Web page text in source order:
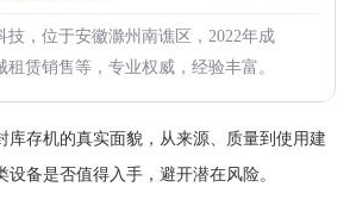
技，位于安徽滁州南谯区，2022年成
租赁销售等，专业权威，经验丰富。
库存机的真实面貌，从来源、质量到使用建
备是否值得入手，避开潜在风险。